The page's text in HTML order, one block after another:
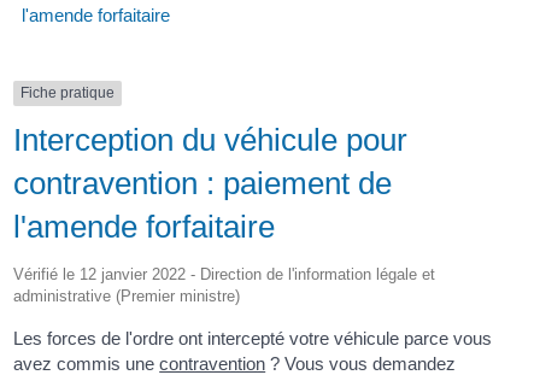
l'amende forfaitaire
Fiche pratique
Interception du véhicule pour
contravention : paiement de
l'amende forfaitaire
Vérifié le 12 janvier 2022 - Direction de l'information légale et
administrative (Premier ministre)
Les forces de l'ordre ont intercepté votre véhicule parce vous
avez commis unecontravention ? Vous vous demandez